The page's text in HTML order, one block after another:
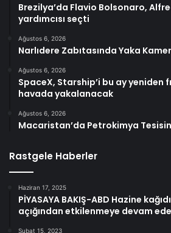
Brezilya’da Flavio Bolsonaro,
yardımcısı seçti
Ağustos 6, 2026
Narlıdere Zabıtasında Yaka
Ağustos 6, 2026
SpaceX, Starship’i bu ay yeniden
havada yakalanacak
Ağustos 6, 2026
Macaristan’da Petrokimya
Rastgele Haberler
Haziran 17, 2025
PİYASAYA BAKIŞ-ABD Hazine
açığından etkilenmeye devam
Şubat 15, 2023